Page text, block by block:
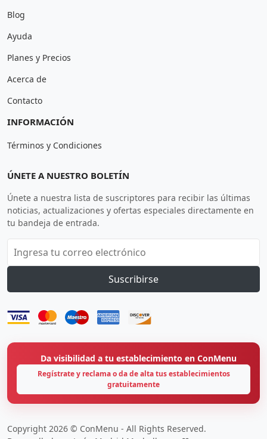
Blog
Ayuda
Planes y Precios
Acerca de
Contacto
INFORMACIÓN
Términos y Condiciones
ÚNETE A NUESTRO BOLETÍN
Únete a nuestra lista de suscriptores para recibir las últimas
noticias, actualizaciones y ofertas especiales directamente en
tu bandeja de entrada.
Suscribirse
Da visibilidad a tu establecimiento en ConMenu
Regístrate y reclama o da de alta tus establecimientos
gratuitamente
Copyright 2026 © ConMenu - All Rights Reserved.